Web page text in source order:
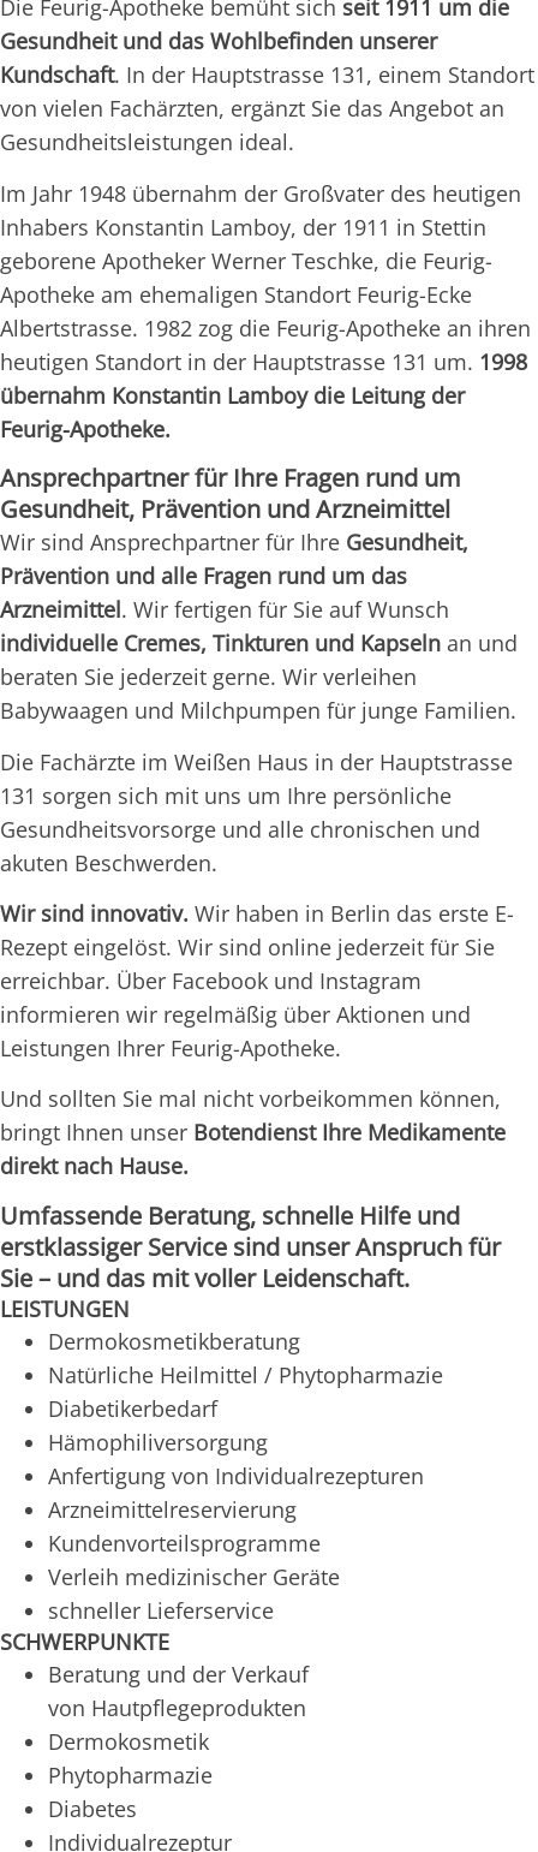
Die Feurig-Apotheke bemüht sich seit 1911 um die
Gesundheit und das Wohlbefinden unserer
Kundschaft. In der Hauptstrasse 131, einem Standort
von vielen Fachärzten, ergänzt Sie das Angebot an
Gesundheitsleistungen ideal.
Im Jahr 1948 übernahm der Großvater des heutigen
Inhabers Konstantin Lamboy, der 1911 in Stettin
geborene Apotheker Werner Teschke, die Feurig-
Apotheke am ehemaligen Standort Feurig-Ecke
Albertstrasse. 1982 zog die Feurig-Apotheke an ihren
heutigen Standort in der Hauptstrasse 131 um. 1998
übernahm Konstantin Lamboy die Leitung der
Feurig-Apotheke.
Ansprechpartner für Ihre Fragen rund um
Gesundheit, Prävention und Arzneimittel
Wir sind Ansprechpartner für Ihre Gesundheit,
Prävention und alle Fragen rund um das
Arzneimittel. Wir fertigen für Sie auf Wunsch
individuelle Cremes, Tinkturen und Kapseln an und
beraten Sie jederzeit gerne. Wir verleihen
Babywaagen und Milchpumpen für junge Familien.
Die Fachärzte im Weißen Haus in der Hauptstrasse
131 sorgen sich mit uns um Ihre persönliche
Gesundheitsvorsorge und alle chronischen und
akuten Beschwerden.
Wir sind innovativ. Wir haben in Berlin das erste E-
Rezept eingelöst. Wir sind online jederzeit für Sie
erreichbar. Über Facebook und Instagram
informieren wir regelmäßig über Aktionen und
Leistungen Ihrer Feurig-Apotheke.
Und sollten Sie mal nicht vorbeikommen können,
bringt Ihnen unser Botendienst Ihre Medikamente
direkt nach Hause.
Umfassende Beratung, schnelle Hilfe und
erstklassiger Service sind unser Anspruch für
Sie – und das mit voller Leidenschaft.
LEISTUNGEN
Dermokosmetikberatung
Natürliche Heilmittel / Phytopharmazie
Diabetikerbedarf
Hämophiliversorgung
Anfertigung von Individualrezepturen
Arzneimittelreservierung
Kundenvorteilsprogramme
Verleih medizinischer Geräte
schneller Lieferservice
SCHWERPUNKTE
Beratung und der Verkauf
von Hautpflegeprodukten
Dermokosmetik
Phytopharmazie
Diabetes
Individualrezeptur